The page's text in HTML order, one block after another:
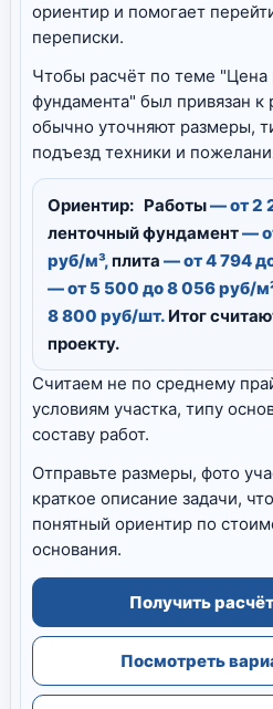
ориентир и помогает
переписки.
Чтобы расчёт по теме "Цена
фундамента" был привязан к
обычно уточняют размеры,
подъезд техники и
Ориентир: Работы— от 2
ленточный фундамент—
руб/м³,плита — от 4 794
— от 5 500 до 8 056 руб/
8 800 руб/шт. Итог
проекту.
Считаем не по среднему
условиям участка, типу
составу работ.
Отправьте размеры, фото
краткое описание задачи,
понятный ориентир по
основания.
Получить
Посмотреть